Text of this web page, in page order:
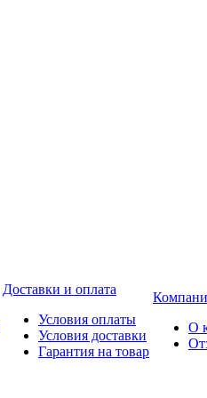
Доставки и оплата
Условия оплаты
Условия доставки
Гарантия на товар
О